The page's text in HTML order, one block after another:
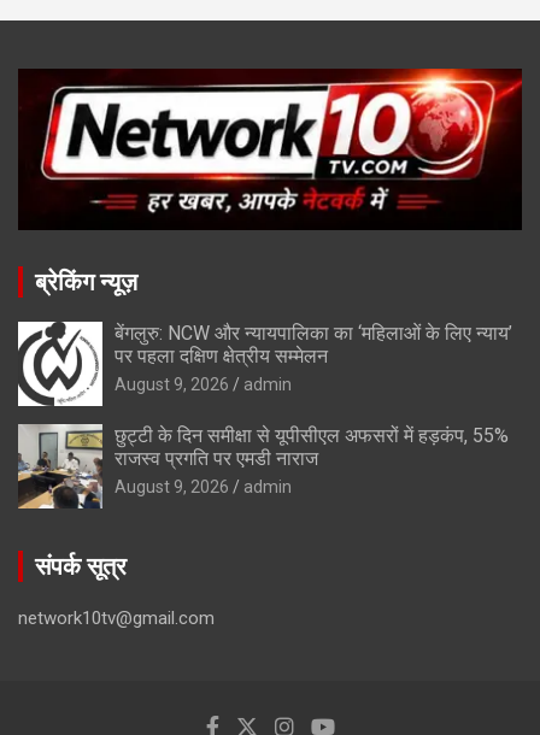
ब्रेकिंग न्यूज़
बेंगलुरु: NCW और न्यायपालिका का ‘महिलाओं के लिए न्याय’
पर पहला दक्षिण क्षेत्रीय सम्मेलन
August 9, 2026 admin
छुट्टी के दिन समीक्षा से यूपीसीएल अफसरों में हड़कंप, 55%
राजस्व प्रगति पर एमडी नाराज
August 9, 2026 admin
संपर्क सूत्र
network10tv@gmail.com